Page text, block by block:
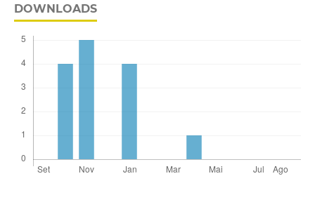
DOWNLOADS